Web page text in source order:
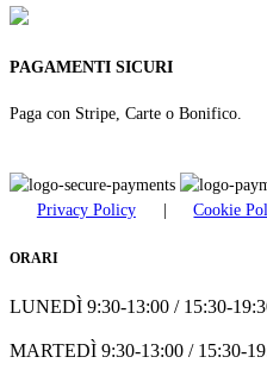
PAGAMENTI SICURI
Paga con Stripe, Carte o Bonifico.
Privacy Policy | Cookie
ORARI
LUNEDÌ 9:30-13:00 / 15:30-
MARTEDÌ 9:30-13:00 / 15:30-